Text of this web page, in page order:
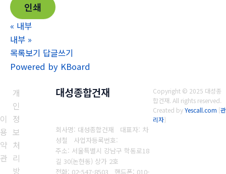
인쇄
« 내부
내부 »
목록보기 답글쓰기
Powered by KBoard
이
용
약
관
개
인
정
보
처
리
방
대성종합건재
회사명: 대성종합건재 대표자: 차
성철 사업자등록번호:
주소: 서울특별시 강남구 학동로18
길 30(논현동) 상가 2호
전화: 02-547-8503 핸드폰: 010-
Copyright © 2025 대성종
합건재. All rights reserved.
Created byYescall.com [관
리자]